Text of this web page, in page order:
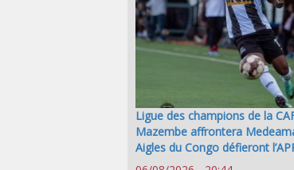
Ligue des champions de la
Mazembe affrontera
Aigles du Congo défieront